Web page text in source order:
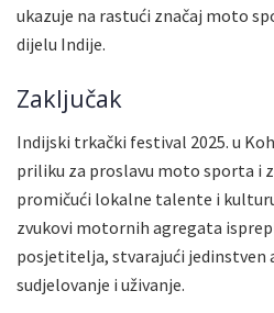
ukazuje na rastući značaj moto
dijelu Indije.
Zaključak
Indijski trkački festival 2025. u
priliku za proslavu moto sporta i
promičući lokalne talente i
zvukovi motornih agregata
posjetitelja, stvarajući jedinstven
sudjelovanje i uživanje.